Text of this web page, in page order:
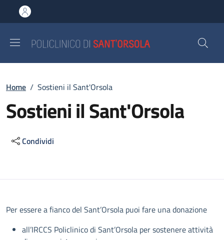
al contenuto principale
to footer content
Briciole di pane
Home / Sostieni il Sant'Orsola
Sostieni il Sant'Orsola
Condividi
Descrizione
Per essere a fianco del Sant’Orsola puoi fare una donazione
all’IRCCS Policlinico di Sant’Orsola per sostenere attività